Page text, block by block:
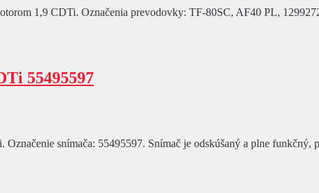
1,9 CDTi. Označenia prevodovky: TF-80SC, AF40 PL,
55495597
snímača: 55495597. Snímač je odskúšaný a plne